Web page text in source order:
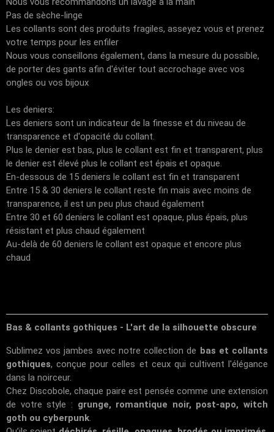
Pas de sèche-linge
Les collants sont des produits fragiles, asseyez vous et prenez
votre temps pour les enfiler
Nous vous conseillons également, dans la mesure du possible,
de porter des gants afin d'éviter tout accrochage avec vos
ongles ou vos bijoux
Les deniers:
Les deniers sont un indicateur de la finesse et du niveau de
transparence et d'opacité du collant.
Plus le denier est bas, plus le collant est fin et transparent, plus
le denier est élevé plus le collant est épais et opaque.
En-dessous de 15 deniers le collant est fin et transparent
Entre 15 & 30 deniers le collant reste fin mais avec moins de
transparence, il est un peu plus chaud également
Entre 30 et 60 deniers le collant est opaque, plus épais, plus
résistant et plus chaud également
Au-delà de 60 deniers le collant est opaque et encore plus
chaud
Bas & collants gothiques - L'art de la silhouette obscure
Sublimez vos jambes avec notre collection de bas et collants
gothiques, conçue pour celles et ceux qui cultivent l'élégance
dans la noirceur.
Chez Discobole, chaque paire est pensée comme une extension
de votre style : grunge, romantique noir, post-apo, witch
goth ou cyberpunk.